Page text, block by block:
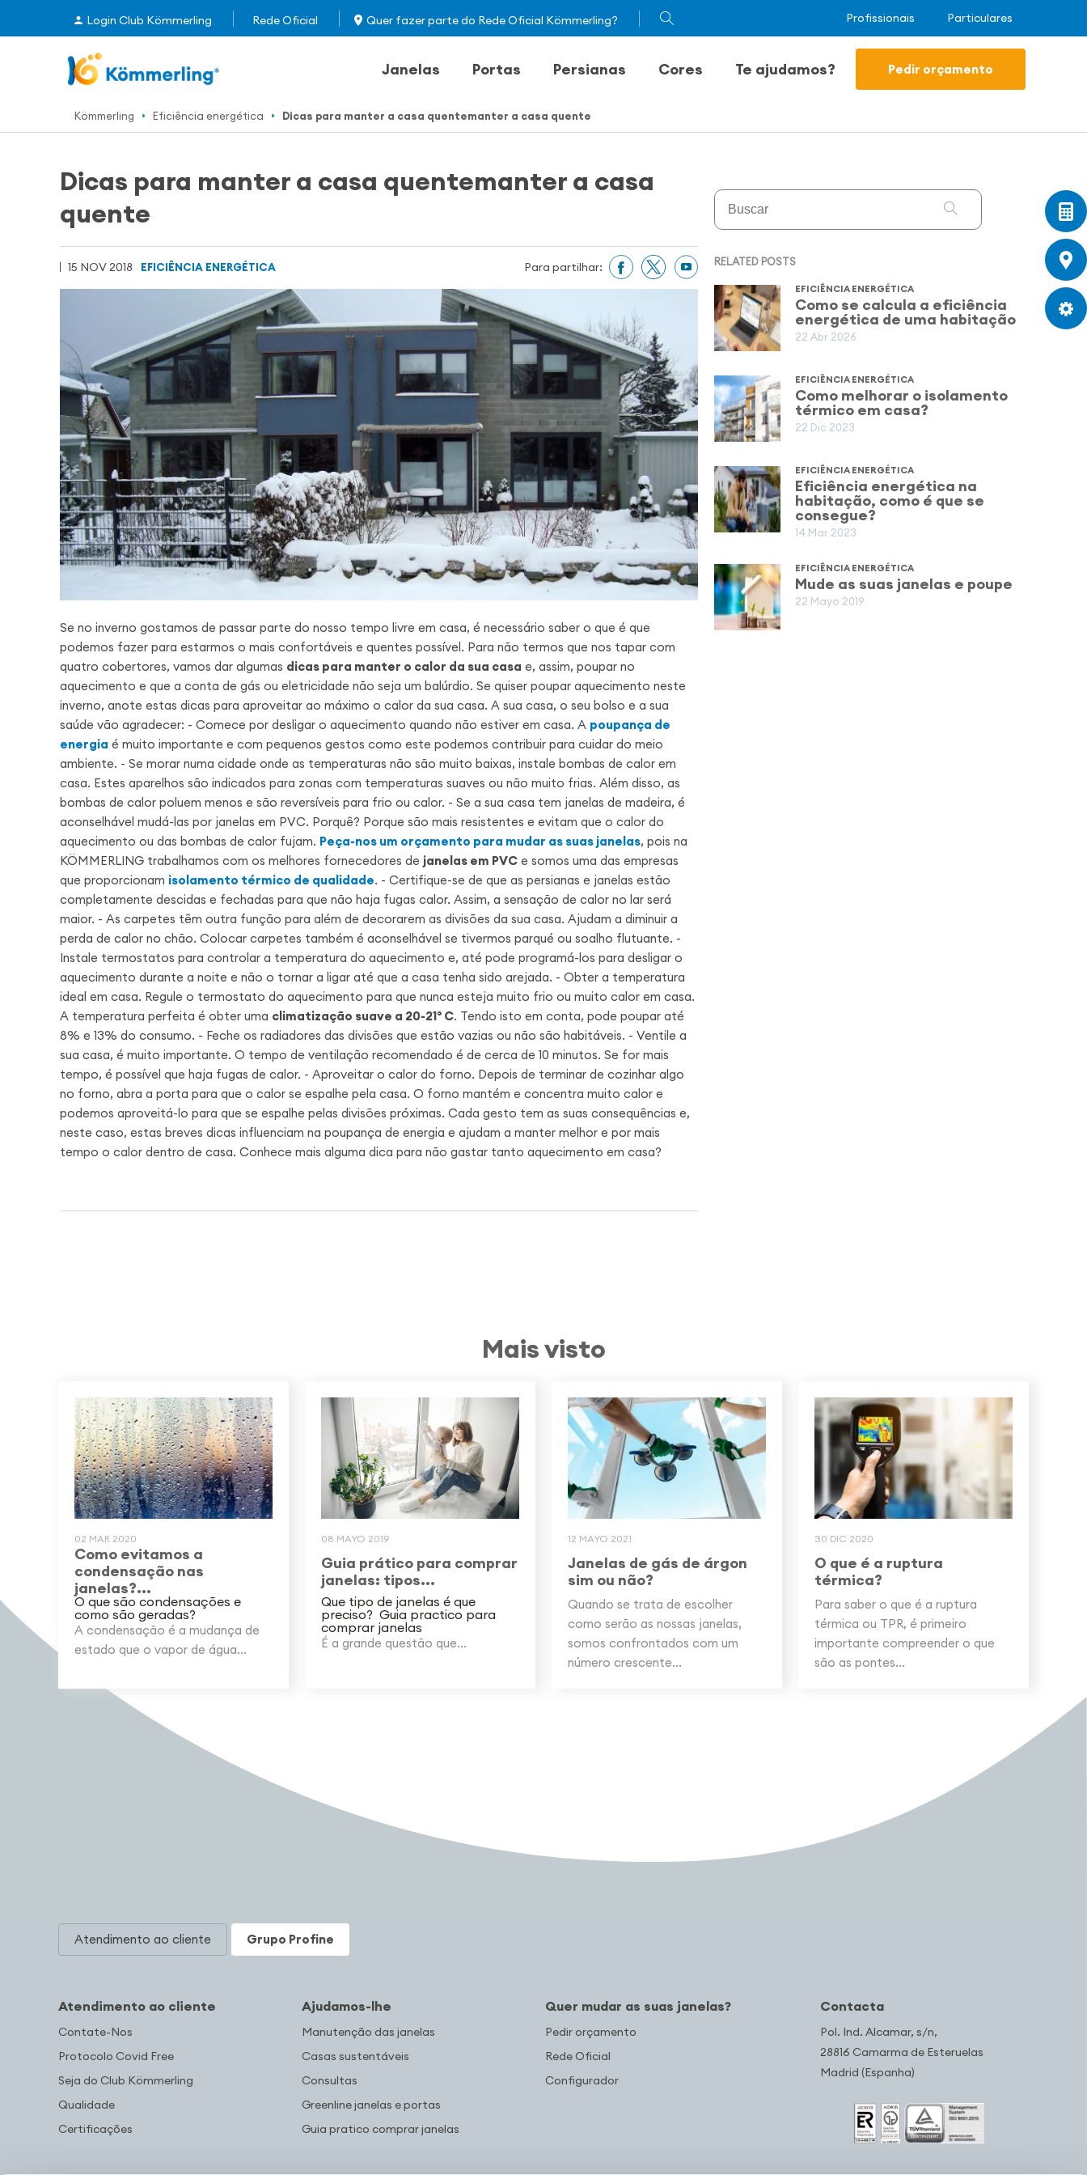
Login Club Kömmerling Rede Oficial Quer fazer parte do Rede Oficial Kömmerling? Profissionais Particulares
Janelas Portas Persianas Cores Te ajudamos? Pedir orçamento
Kömmerling Eficiência energética Dicas para manter a casa quentemanter a casa quente
Dicas para manter a casa quentemanter a casa
quente
15 NOV 2018 EFICIÊNCIA ENERGÉTICA Para partilhar:
Se no inverno gostamos de passar parte do nosso tempo livre em casa, é necessário saber o que é que
podemos fazer para estarmos o mais confortáveis e quentes possível. Para não termos que nos tapar com
quatro cobertores, vamos dar algumas dicas para manter o calor da sua casa e, assim, poupar no
aquecimento e que a conta de gás ou eletricidade não seja um balúrdio. Se quiser poupar aquecimento neste
inverno, anote estas dicas para aproveitar ao máximo o calor da sua casa. A sua casa, o seu bolso e a sua
saúde vão agradecer: - Comece por desligar o aquecimento quando não estiver em casa. A poupança de
energia é muito importante e com pequenos gestos como este podemos contribuir para cuidar do meio
ambiente. - Se morar numa cidade onde as temperaturas não são muito baixas, instale bombas de calor em
casa. Estes aparelhos são indicados para zonas com temperaturas suaves ou não muito frias. Além disso, as
bombas de calor poluem menos e são reversíveis para frio ou calor. - Se a sua casa tem janelas de madeira, é
aconselhável mudá-las por janelas em PVC. Porquê? Porque são mais resistentes e evitam que o calor do
aquecimento ou das bombas de calor fujam. Peça-nos um orçamento para mudar as suas janelas, pois na
KÖMMERLING trabalhamos com os melhores fornecedores de janelas em PVC e somos uma das empresas
que proporcionam isolamento térmico de qualidade. - Certifique-se de que as persianas e janelas estão
completamente descidas e fechadas para que não haja fugas calor. Assim, a sensação de calor no lar será
maior. - As carpetes têm outra função para além de decorarem as divisões da sua casa. Ajudam a diminuir a
perda de calor no chão. Colocar carpetes também é aconselhável se tivermos parqué ou soalho flutuante. -
Instale termostatos para controlar a temperatura do aquecimento e, até pode programá-los para desligar o
aquecimento durante a noite e não o tornar a ligar até que a casa tenha sido arejada. - Obter a temperatura
ideal em casa. Regule o termostato do aquecimento para que nunca esteja muito frio ou muito calor em casa.
A temperatura perfeita é obter uma climatização suave a 20-21° C. Tendo isto em conta, pode poupar até
8% e 13% do consumo. - Feche os radiadores das divisões que estão vazias ou não são habitáveis. - Ventile a
sua casa, é muito importante. O tempo de ventilação recomendado é de cerca de 10 minutos. Se for mais
tempo, é possível que haja fugas de calor. - Aproveitar o calor do forno. Depois de terminar de cozinhar algo
no forno, abra a porta para que o calor se espalhe pela casa. O forno mantém e concentra muito calor e
podemos aproveitá-lo para que se espalhe pelas divisões próximas. Cada gesto tem as suas consequências e,
neste caso, estas breves dicas influenciam na poupança de energia e ajudam a manter melhor e por mais
tempo o calor dentro de casa. Conhece mais alguma dica para não gastar tanto aquecimento em casa?
RELATED POSTS
EFICIÊNCIA ENERGÉTICA
Como se calcula a eficiência
energética de uma habitação
22 Abr 2026
EFICIÊNCIA ENERGÉTICA
Como melhorar o isolamento
térmico em casa?
22 Dic 2023
EFICIÊNCIA ENERGÉTICA
Eficiência energética na
habitação, como é que se
consegue?
14 Mar 2023
EFICIÊNCIA ENERGÉTICA
Mude as suas janelas e poupe
22 Mayo 2019
Mais visto
02 MAR 2020
Como evitamos a
condensação nas
janelas?...
O que são condensações e
como são geradas?
A condensação é a mudança de
estado que o vapor de água...
08 MAYO 2019
Guia prático para comprar
janelas: tipos...
Que tipo de janelas é que
preciso? Guia practico para
comprar janelas
É a grande questão que...
12 MAYO 2021
Janelas de gás de árgon
sim ou não?
Quando se trata de escolher
como serão as nossas janelas,
somos confrontados com um
número crescente...
30 DIC 2020
O que é a ruptura
térmica?
Para saber o que é a ruptura
térmica ou TPR, é primeiro
importante compreender o que
são as pontes...
Atendimento ao cliente
Atendimento ao cliente
Contate-Nos
Protocolo Covid Free
Seja do Club Kömmerling
Qualidade
Certificações
Ajudamos-lhe
Manutenção das janelas
Casas sustentáveis
Consultas
Greenline janelas e portas
Guia pratico comprar janelas
Quer mudar as suas janelas?
Pedir orçamento
Rede Oficial
Configurador
Contacta
Pol. Ind. Alcamar, s/n,
28816 Camarma de Esteruelas
Madrid (Espanha)
Grupo Profine